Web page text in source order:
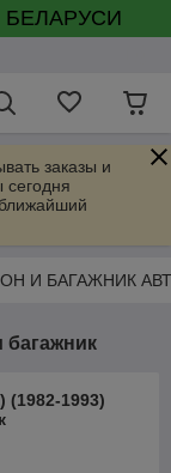
заказы и
сегодня
И БАГАЖНИК
багажник
(1982-1993)